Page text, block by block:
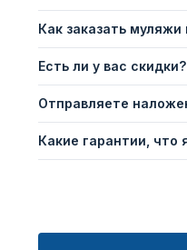
Как заказать
Есть ли у вас скидки?
Отправляете
Какие гарантии, что